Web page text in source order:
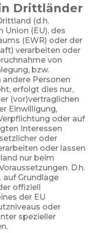
Drittländer
(d.h.
Union (EU), des
(EWR) oder der
verarbeiten oder
von
bzw.
Personen
erfolgt dies nur,
(vor)vertraglichen
Einwilligung,
oder auf
Interessen
oder
oder lassen
nur beim
D.h.
auf Grundlage
offiziell
der EU
oder
spezieller